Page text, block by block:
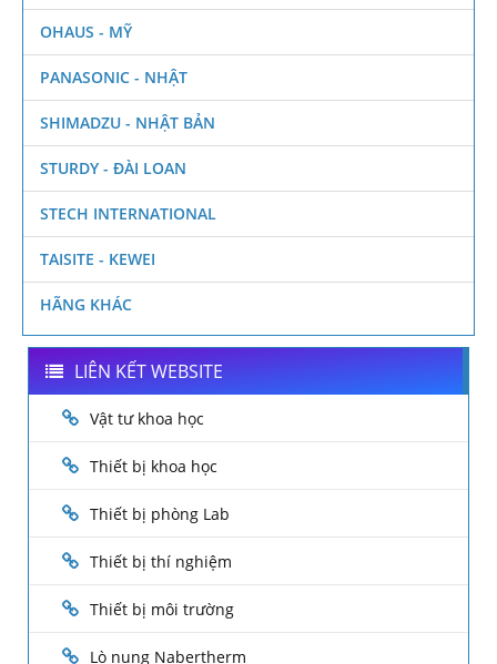
OHAUS - MỸ
PANASONIC - NHẬT
SHIMADZU - NHẬT BẢN
STURDY - ĐÀI LOAN
STECH INTERNATIONAL
TAISITE - KEWEI
HÃNG KHÁC
LIÊN KẾT WEBSITE
Vật tư khoa học
Thiết bị khoa học
Thiết bị phòng Lab
Thiết bị thí nghiệm
Thiết bị môi trường
Lò nung Nabertherm